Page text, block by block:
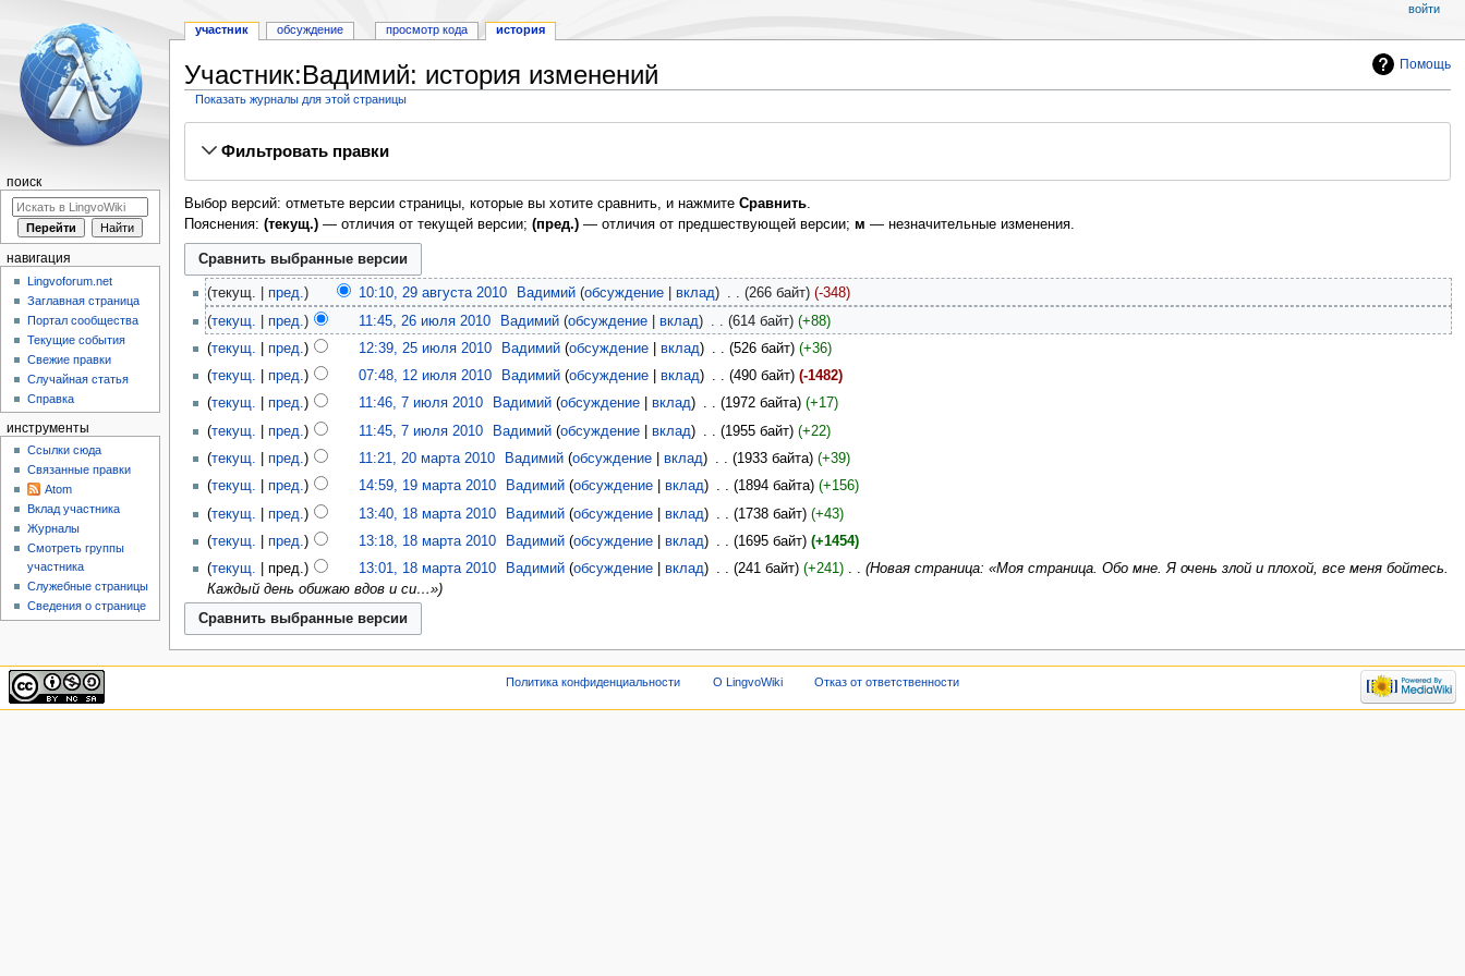
Помощь
Участник:Вадимий: история изменений
Показать журналы для этой страницы
Фильтровать правки
Выбор версий: отметьте версии страницы, которые вы хотите сравнить, и нажмите Сравнить.
Пояснения: (текущ.)— отличия от текущей версии; (пред.)— отличия от предшествующей версии; м — незначительные изменения.
текущ. пред. 10:10, 29 августа 2010‎ Вадимий обсуждение вклад 266 байт
-348
текущ.
пред. 11:45, 26 июля 2010‎ Вадимий обсуждение вклад 614 байт
+88
текущ.
пред. 12:39, 25 июля 2010‎ Вадимий обсуждение вклад 526 байт
+36
текущ.
пред. 07:48, 12 июля 2010‎ Вадимий обсуждение вклад 490 байт
-1482
текущ.
пред. 11:46, 7 июля 2010‎ Вадимий обсуждение вклад 1972 байта
+17
текущ.
пред. 11:45, 7 июля 2010‎ Вадимий обсуждение вклад 1955 байт
+22
текущ.
пред. 11:21, 20 марта 2010‎ Вадимий обсуждение вклад 1933 байта
+39
текущ.
пред. 14:59, 19 марта 2010‎ Вадимий обсуждение вклад 1894 байта
+156
текущ.
пред. 13:40, 18 марта 2010‎ Вадимий обсуждение вклад 1738 байт
+43
текущ.
пред. 13:18, 18 марта 2010‎ Вадимий обсуждение вклад 1695 байт
+1454
текущ.
пред. 13:01, 18 марта 2010‎ Вадимий обсуждение вклад 241 байт +241 ‎
Новая страница: «Моя страница. Обо мне. Я очень злой и плохой, все меня бойтесь.
Каждый день обижаю вдов и си…»
участник обсуждение просмотр кода история
войти
поиск
навигация
Lingvoforum.net
Заглавная страница
Портал сообщества
Текущие события
Свежие правки
Случайная статья
Справка
инструменты
Ссылки сюда
Связанные правки
Atom
Вклад участника
Журналы
Смотреть группы
участника
Служебные страницы
Сведения о странице
Политика конфиденциальности О LingvoWiki Отказ от ответственности